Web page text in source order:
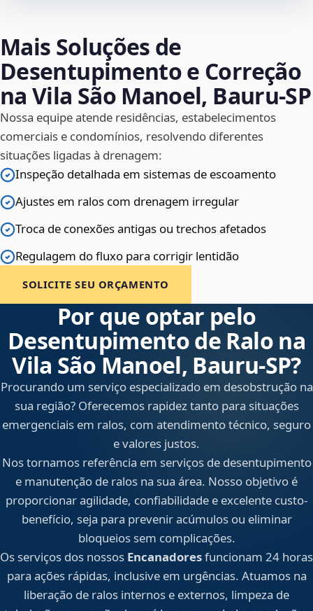
Mais Soluções de
Desentupimento e Correção
na Vila São Manoel, Bauru‑SP
Nossa equipe atende residências, estabelecimentos
comerciais e condomínios, resolvendo diferentes
situações ligadas à drenagem:
Inspeção detalhada em sistemas de escoamento
Ajustes em ralos com drenagem irregular
Troca de conexões antigas ou trechos afetados
Regulagem do fluxo para corrigir lentidão
SOLICITE SEU ORÇAMENTO
Por que optar pelo
Desentupimento de Ralo na
Vila São Manoel, Bauru‑SP?
Procurando um serviço especializado em desobstrução na
sua região? Oferecemos rapidez tanto para situações
emergenciais em ralos, com atendimento técnico, seguro
e valores justos.
Nos tornamos referência em serviços de desentupimento
e manutenção de ralos na sua área. Nosso objetivo é
proporcionar agilidade, confiabilidade e excelente custo-
benefício, seja para prevenir acúmulos ou eliminar
bloqueios sem complicações.
Os serviços dos nossos Encanadoresfuncionam 24 horas
para ações rápidas, inclusive em urgências. Atuamos na
liberação de ralos internos e externos, limpeza de